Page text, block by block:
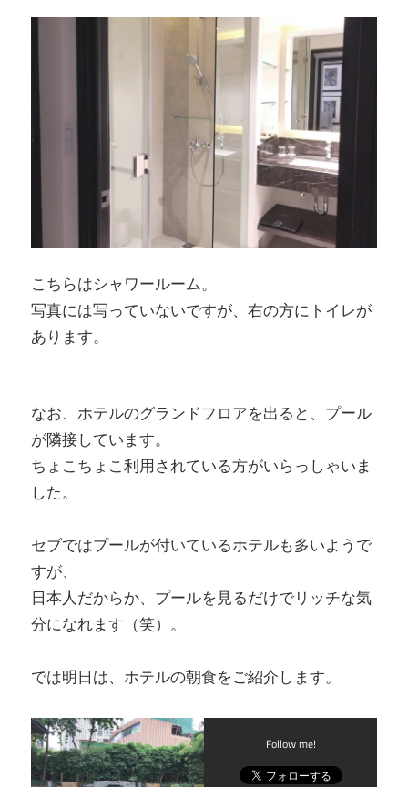
こちらはシャワールーム。
写真には写っていないですが、右の方にトイレが
あります。
なお、ホテルのグランドフロアを出ると、プール
が隣接しています。
ちょこちょこ利用されている方がいらっしゃいま
した。
セブではプールが付いているホテルも多いようで
すが、
日本人だからか、プールを見るだけでリッチな気
分になれます（笑）。
では明日は、ホテルの朝食をご紹介します。
Follow me!